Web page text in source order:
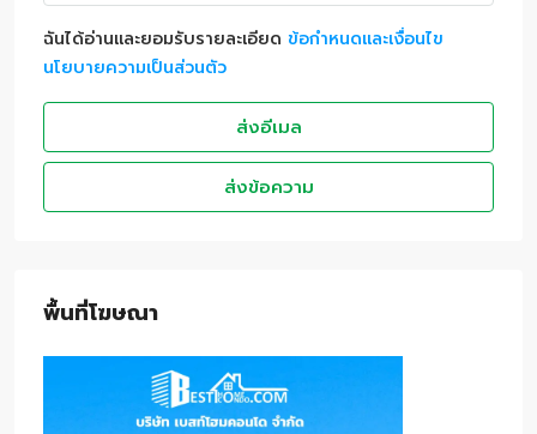
ฉันได้อ่านและยอมรับรายละเอียด ข้อกำหนดและเงื่อนไข
นโยบายความเป็นส่วนตัว
ส่งอีเมล
ส่งข้อความ
พื้นที่โฆษณา